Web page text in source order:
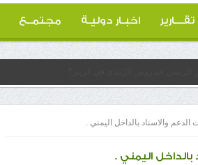
تقـــارير اخبـار دوليـة مجتمــع
والاسناد بالداخل اليمني .
اليمني .